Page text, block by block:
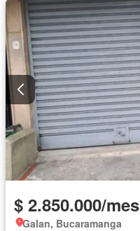
$ 2.850.000/mes
Galan, Bucaramanga